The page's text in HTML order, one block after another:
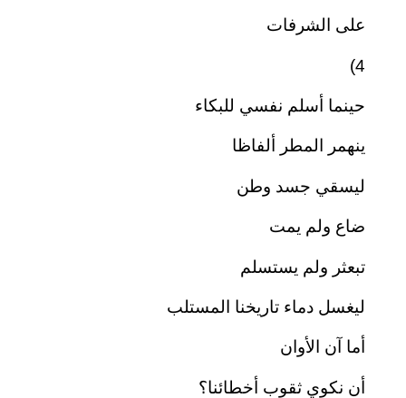
على الشرفات
4)
حينما أسلم نفسي للبكاء
ينهمر المطر ألفاظا
ليسقي جسد وطن
ضاع ولم يمت
تبعثر ولم يستسلم
ليغسل دماء تاريخنا المستلب
أما آن الأوان
أن نكوي ثقوب أخطائنا؟